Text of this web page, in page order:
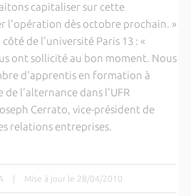
capitaliser sur cette
l'opération dès octobre prochain. »
de l'université Paris 13 : «
ont sollicité au bon moment. Nous
d'apprentis en formation à
l'alternance dans l'UFR
Cerrato, vice-président de
relations entreprises.
| Mise à jour le 28/04/2010